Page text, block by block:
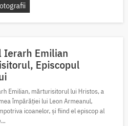
Ierarh Emilian
Episcopul
Emilian, mărturisitorul lui Hristos, a
împărăției lui Leon Armeanul,
icoanelor, și fiind el episcop al